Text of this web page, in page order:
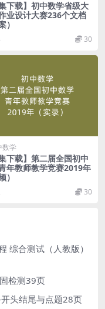
集下载】初中数学省级大
业设计大赛236个文档
）
30
数学
集下载】第二届全国初中
年教师教学竞赛2019年
）
30
综合测试（人教版）
检测39页
头结尾与点题28页